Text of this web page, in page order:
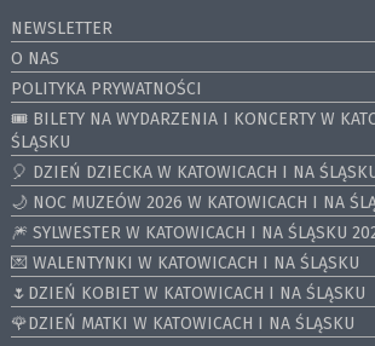
NEWSLETTER
O NAS
POLITYKA PRYWATNOŚCI
🎟️ BILETY NA WYDARZENIA I KONCERTY W
ŚLĄSKU
🎈 DZIEŃ DZIECKA W KATOWICACH I NA
🌙 NOC MUZEÓW 2026 W KATOWICACH I NA
🎆 SYLWESTER W KATOWICACH I NA ŚLĄSKU
💌 WALENTYNKI W KATOWICACH I NA ŚLĄSKU
🌷DZIEŃ KOBIET W KATOWICACH I NA ŚLĄSKU
🌹DZIEŃ MATKI W KATOWICACH I NA ŚLĄSKU